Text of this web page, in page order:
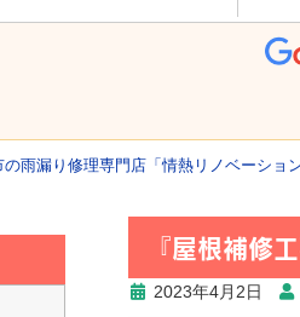
雨漏り修理専門店「情熱リノベーション
『屋根補修
2023年4月2日